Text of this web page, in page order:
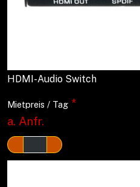
HDMI-Audio Switch
Mietpreis / Tag *
a. Anfr.